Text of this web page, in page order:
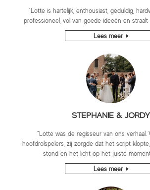
"Lotte is hartelijk, enthousiast, geduldig,
professioneel, vol van goede ideeën en
Lees meer
STEPHANIE & JORDY
"Lotte was de regisseur van ons verhaal.
hoofdrolspelers, zij zorgde dat het script
stond en het licht op het juiste
Lees meer